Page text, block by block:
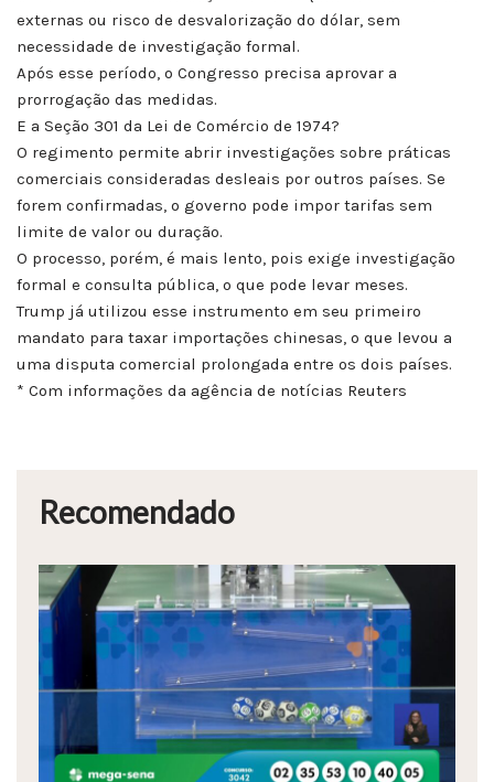
externas ou risco de desvalorização do dólar, sem
necessidade de investigação formal.
Após esse período, o Congresso precisa aprovar a
prorrogação das medidas.
E a Seção 301 da Lei de Comércio de 1974?
O regimento permite abrir investigações sobre práticas
comerciais consideradas desleais por outros países. Se
forem confirmadas, o governo pode impor tarifas sem
limite de valor ou duração.
O processo, porém, é mais lento, pois exige investigação
formal e consulta pública, o que pode levar meses.
Trump já utilizou esse instrumento em seu primeiro
mandato para taxar importações chinesas, o que levou a
uma disputa comercial prolongada entre os dois países.
* Com informações da agência de notícias Reuters
Recomendado